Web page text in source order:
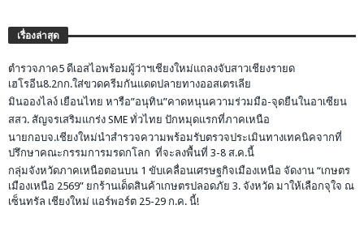
เรื่องล่าสุด
ตำรวจภาค5 ดีเอสไอพร้อมผู้ว่าฯเชียงใหม่แถลงจับสาวเชียงรายด
เฮโรอีน8.2กก.ใส่ขวดครีมกันแดดปลายทางออสเตรเลีย
มินอองไลง์ เยือนไทย หารือ”อนุทิน”คาดหนุนความร่วมมือ-จุดยืนในอาเซียน
สสว. สัญจรเสริมแกร่ง SME ทั่วไทย ปักหมุดแรกที่ภาคเหนือ
นายกอบจ.เชียงใหม่นำสำรวจความพร้อมรับตรวจประเมินทางเทคนิคจากที่
ปรึกษาคณะกรรมการมรดกโลก ที่จะลงพื้นที่ 3-8 ส.ค.นี้
กลุ่มจังหวัดภาคเหนือตอนบน 1 ขับเคลื่อนเศรษฐกิจเมืองเหนือ จัดงาน “เกษตร
เมืองเหนือ 2569” ยกร้านเด็ดสินค้าเกษตรปลอดภัย 3. จังหวัด มาให้เลือกจุใจ ณ
เซ็นทรัล เชียงใหม่ แอร์พอร์ต 25-29 ก.ค. นี้!